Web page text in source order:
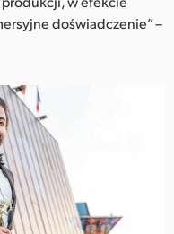
doświadczenie” –